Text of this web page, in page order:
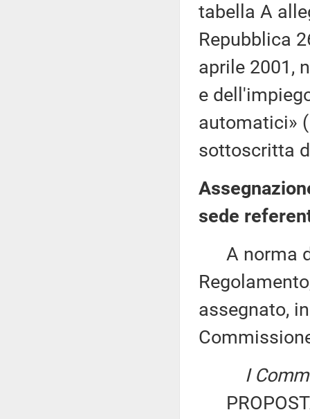
tabella A
Repubblica
aprile 2001,
e
automatici»
sottoscritta
sede
A norma
assegnato,
I